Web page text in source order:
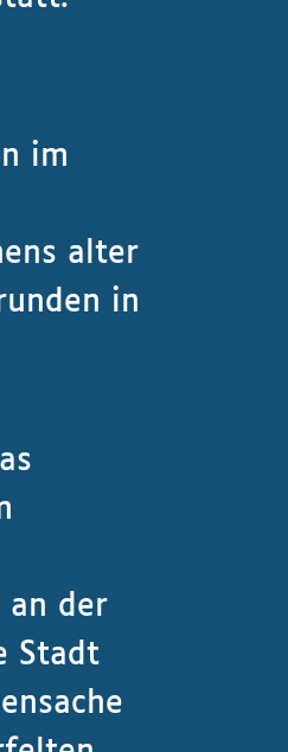
im
alter
in
an der
Stadt